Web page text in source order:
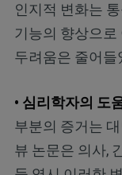
인지적 변화는
기능의 향상으로
두려움은 줄어들
• 심리학자의 도
부분의 증거는
뷰 논문은 의사,